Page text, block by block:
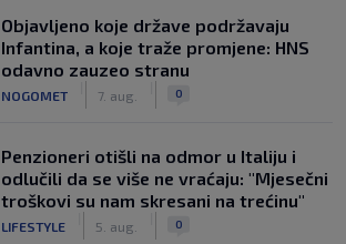
Objavljeno koje države podržavaju
Infantina, a koje traže promjene: HNS
odavno zauzeo stranu
NOGOMET 7. aug. 0
Penzioneri otišli na odmor u Italiju i
odlučili da se više ne vraćaju: "Mjesečni
troškovi su nam skresani na trećinu"
LIFESTYLE 5. aug. 0